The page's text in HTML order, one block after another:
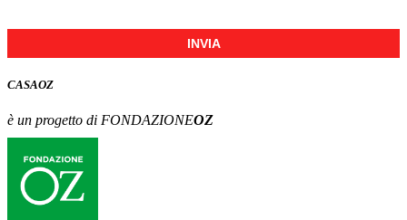
INVIA
CASAOZ
è un progetto di FONDAZIONEOZ